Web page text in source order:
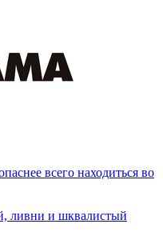
всего находиться во
ливни и шквалистый